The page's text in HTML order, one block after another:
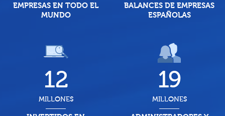
EMPRESAS EN TODO EL
MUNDO
BALANCES DE EMPRESAS
ESPAÑOLAS
12
MILLONES
19
MILLONES